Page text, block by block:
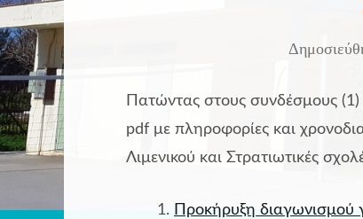
Πατώντας στους συνδέσμους
pdf με πληροφορίες και
Λιμενικού και Στρατιωτικές
Προκήρυξη διαγωνισμού